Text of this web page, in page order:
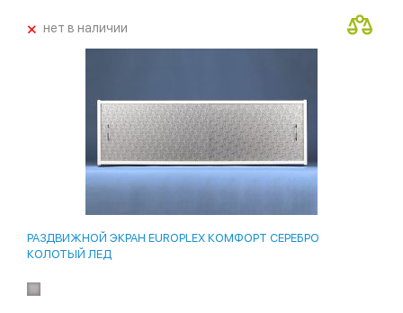
+нет в наличии
РАЗДВИЖНОЙ ЭКРАН EUROPLEX КОМФОРТ СЕРЕБРО
КОЛОТЫЙ ЛЕД